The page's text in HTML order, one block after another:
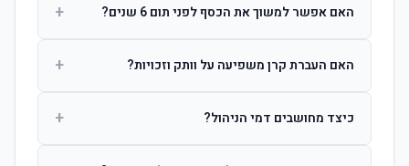
ההשקעות. קרן מסלולית עוקבת אחרי מדד ספציפי ומאפשרת
האם אפשר למשוך את הכסף לפני תום 6 שנים? +
הרווחים. לאחר 6 שנים ניתן למשוך פטור ממס עד לתקרה
האם העברת קרן משפיעה על וותק וזכויות? +
החברות. הוותק ממשיך להיספר מיום ההפקדה הראשונה.
כיצד מחושבים דמי הניהול? +